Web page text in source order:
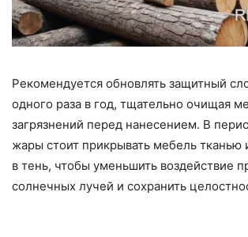
Рекомендуется обновлять защитный
одного раза в год, тщательно очищая
загрязнений перед нанесением. В
жары стоит прикрывать мебель тканью
в тень, чтобы уменьшить воздействие
солнечных лучей и сохранить